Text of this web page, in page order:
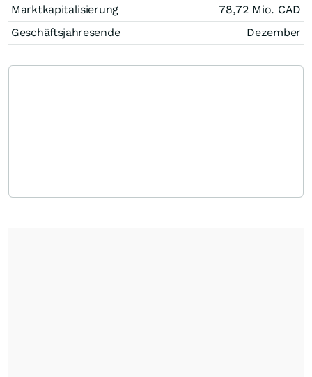
Marktkapitalisierung 78,72 Mio. CAD
Geschäftsjahresende
Dezember